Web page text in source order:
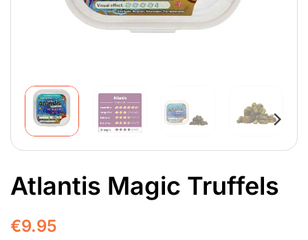
Atlantis Magic Truffels
€9.95